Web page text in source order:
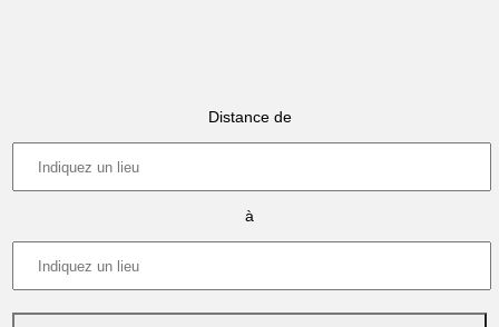
Distance de
à